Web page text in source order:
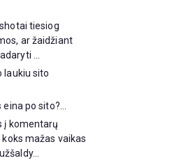
tiesiog
ar žaidžiant
...
laukiu sito
po sito?...
į komentarų
mažas vaikas